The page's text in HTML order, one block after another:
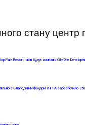
стану
Resort, який будує компанія City One
з Благодійним Фондом УНІТА забезпечило 250